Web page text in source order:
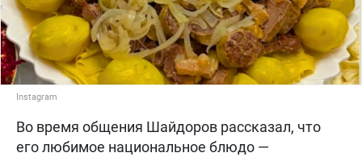
Instagram
Во время общения Шайдоров рассказал, что
его любимое национальное блюдо —